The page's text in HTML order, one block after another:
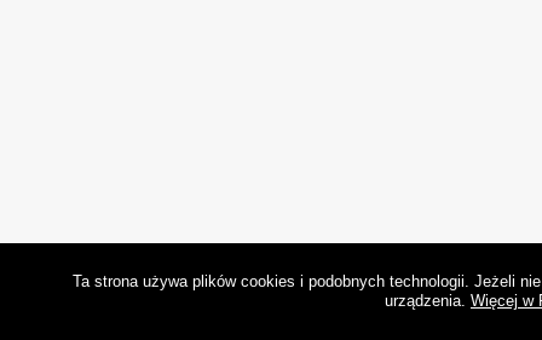
Ta strona używa plików cookies i podobnych technologii. Jeżeli
urządzenia. Więcej w